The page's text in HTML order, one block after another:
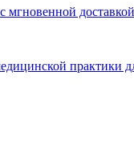
мгновенной доставкой
практики